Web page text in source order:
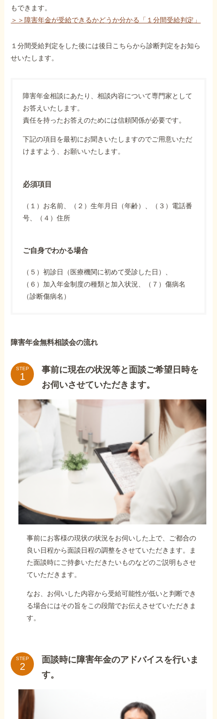
もできます。
＞＞障害年金が受給できるかどうか分かる「１分間受給判定」
１分間受給判定をした後には後日こちらから診断判定をお知ら
せいたします。
障害年金相談にあたり、相談内容について専門家として
お答えいたします。
責任を持ったお答えのためには信頼関係が必要です。
下記の項目を最初にお聞きいたしますのでご用意いただ
けますよう、お願いいたします。
必須項目
（１）お名前、（２）生年月日（年齢）、（３）電話番
号、（４）住所
ご自身でわかる場合
（５）初診日（医療機関に初めて受診した日）、
（６）加入年金制度の種類と加入状況、（７）傷病名
（診断傷病名）
障害年金無料相談会の流れ
STEP
事前に現在の状況等と面談ご希望日時を
お伺いさせていただきます。
事前にお客様の現状の状況をお伺いした上で、ご都合の
良い日程から面談日程の調整をさせていただきます。ま
た面談時にご持参いただきたいものなどのご説明もさせ
ていただきます。
なお、お伺いした内容から受給可能性が低いと判断でき
る場合にはその旨をこの段階でお伝えさせていただきま
す。
STEP
面談時に障害年金のアドバイスを行いま
す。